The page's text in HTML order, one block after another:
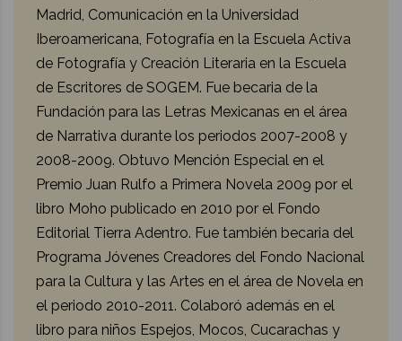
Madrid, Comunicación en la Universidad
Iberoamericana, Fotografía en la Escuela Activa
de Fotografía y Creación Literaria en la Escuela
de Escritores de SOGEM. Fue becaria de la
Fundación para las Letras Mexicanas en el área
de Narrativa durante los periodos 2007-2008 y
2008-2009. Obtuvo Mención Especial en el
Premio Juan Rulfo a Primera Novela 2009 por el
libro Moho publicado en 2010 por el Fondo
Editorial Tierra Adentro. Fue también becaria del
Programa Jóvenes Creadores del Fondo Nacional
para la Cultura y las Artes en el área de Novela en
el periodo 2010-2011. Colaboró además en el
libro para niños Espejos, Mocos, Cucarachas y